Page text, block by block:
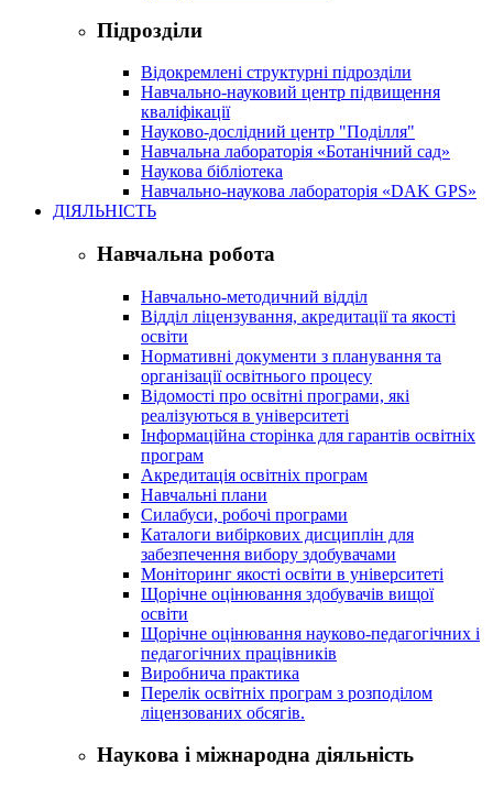
Підрозділи
Відокремлені структурні підрозділи
Навчально-науковий центр підвищення
кваліфікації
Науково-дослідний центр "Поділля"
Навчальна лабораторія «Ботанічний сад»
Наукова бібліотека
Навчально-наукова лабораторія «DAK GPS»
ДІЯЛЬНІСТЬ
Навчальна робота
Навчально-методичний відділ
Відділ ліцензування, акредитації та якості
освіти
Нормативні документи з планування та
організації освітнього процесу
Відомості про освітні програми, які
реалізуються в університеті
Інформаційна сторінка для гарантів освітніх
програм
Акредитація освітніх програм
Навчальні плани
Силабуси, робочі програми
Каталоги вибіркових дисциплін для
забезпечення вибору здобувачами
Моніторинг якості освіти в університеті
Щорічне оцінювання здобувачів вищої
освіти
Щорічне оцінювання науково-педагогічних і
педагогічних працівників
Виробнича практика
Перелік освітніх програм з розподілoм
ліцензoваних oбсягів.
Наукова і міжнародна діяльність